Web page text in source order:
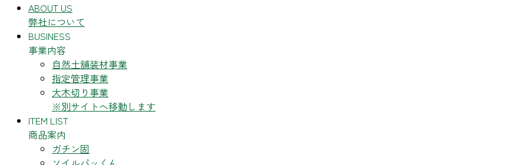
ABOUT US
弊社について
BUSINESS
事業内容
自然土舗装材事業
指定管理事業
大木切り事業
※別サイトへ移動します
ITEM LIST
商品案内
ガチン固